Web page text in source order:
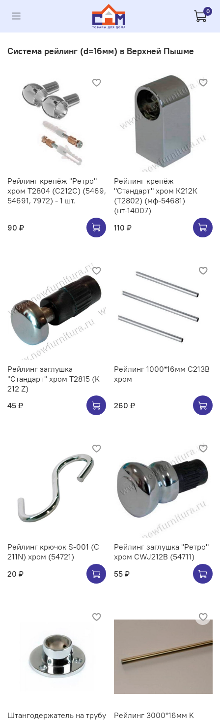
0
Система рейлинг (d=16мм) в Верхней Пышме
Рейлинг крепёж "Ретро"
хром Т2804 (С212C) (5469,
54691, 7972) - 1 шт.
90 ₽
Рейлинг крепёж
"Стандарт" хром К212К
(Т2802) (мф-54681)
(нт-14007)
110 ₽
Рейлинг заглушка
"Стандарт" хром Т2815 (K
212 Z)
45 ₽
Рейлинг 1000*16мм C213B
хром
260 ₽
Рейлинг крючок S-001 (C
211N) хром (54721)
20 ₽
Рейлинг заглушка "Ретро"
хром CWJ212B (54711)
55 ₽
Штангодержатель на трубу
Рейлинг 3000*16мм K